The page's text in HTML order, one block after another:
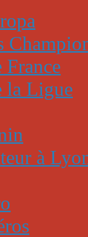
France
la Ligue
à